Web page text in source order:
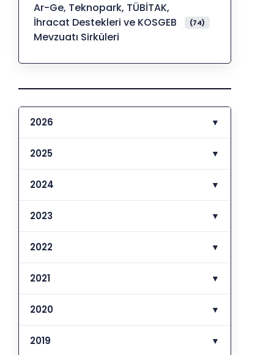
Ar-Ge, Teknopark, TÜBİTAK,
İhracat Destekleri ve KOSGEB
Mevzuatı Sirküleri
(74)
2026 ▼
2025 ▼
2024 ▼
2023 ▼
2022 ▼
2021 ▼
2020 ▼
2019 ▼